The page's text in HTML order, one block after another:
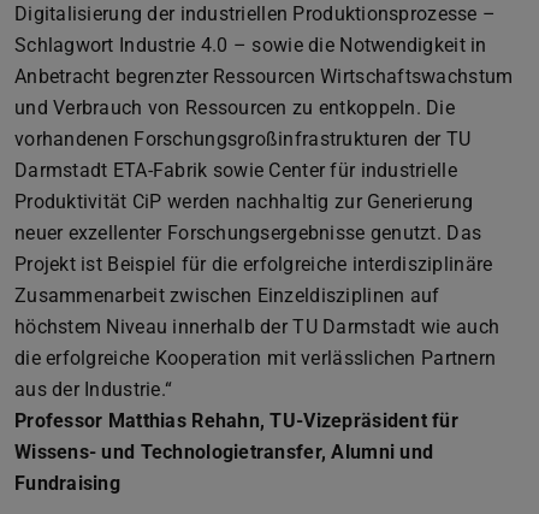
Digitalisierung der industriellen Produktionsprozesse –
Schlagwort Industrie 4.0 – sowie die Notwendigkeit in
Anbetracht begrenzter Ressourcen Wirtschaftswachstum
und Verbrauch von Ressourcen zu entkoppeln. Die
vorhandenen Forschungsgroßinfrastrukturen der TU
Darmstadt ETA-Fabrik sowie Center für industrielle
Produktivität CiP werden nachhaltig zur Generierung
neuer exzellenter Forschungsergebnisse genutzt. Das
Projekt ist Beispiel für die erfolgreiche interdisziplinäre
Zusammenarbeit zwischen Einzeldisziplinen auf
höchstem Niveau innerhalb der TU Darmstadt wie auch
die erfolgreiche Kooperation mit verlässlichen Partnern
aus der Industrie.“
Professor Matthias Rehahn, TU-Vizepräsident für
Wissens- und Technologietransfer, Alumni und
Fundraising